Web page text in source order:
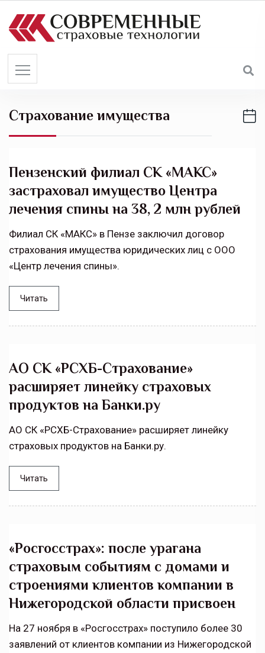
Страхование имущества
Пензенский филиал СК «МАКС»
застраховал имущество Центра
лечения спины на 38, 2 млн рублей
Филиал СК «МАКС» в Пензе заключил договор
страхования имущества юридических лиц с ООО
«Центр лечения спины».
Читать
АО СК «РСХБ-Страхование»
расширяет линейку страховых
продуктов на Банки.ру
АО СК «РСХБ-Страхование» расширяет линейку
страховых продуктов на Банки.ру.
Читать
«Росгосстрах»: после урагана
страховым событиям с домами и
строениями клиентов компании в
Нижегородской области присвоен
На 27 ноября в «Росгосстрах» поступило более 30
заявлений от клиентов компании из Нижегородской